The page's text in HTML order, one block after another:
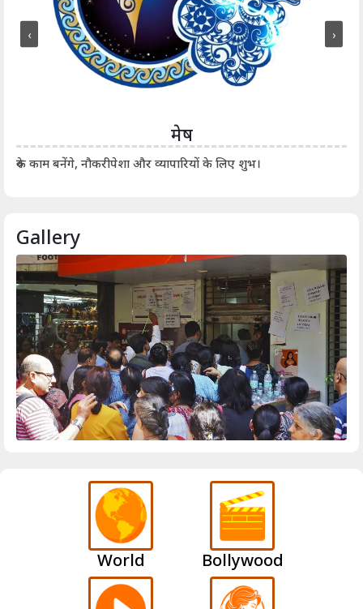
मेष
रुके काम बनेंगे, नौकरीपेशा और व्यापारियों के लिए शुभ।
‹ ›
Gallery
World Bollywood